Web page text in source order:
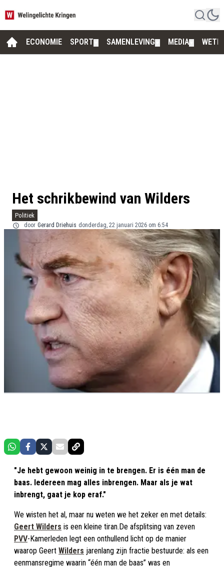
ECONOMIE SPORT SAMENLEVING MEDIA
Het schrikbewind van Wilders
Politiek
door Gerard Driehuis donderdag, 22 januari 2026 om 6:54
"Je hebt gewoon weinig in te brengen. Er is één man de
baas. Iedereen mag alles inbrengen. Maar als je wat
inbrengt, gaat je kop eraf."
We wisten het al, maar nu weten we het zeker en met details:
Geert Wilders is een kleine tiran.De afsplitsing van zeven
PVV-Kamerleden legt een onthullend licht op de manier
waarop Geert Wilders jarenlang zijn fractie bestuurde: als een
eenmansregime waarin “één man de baas” was en